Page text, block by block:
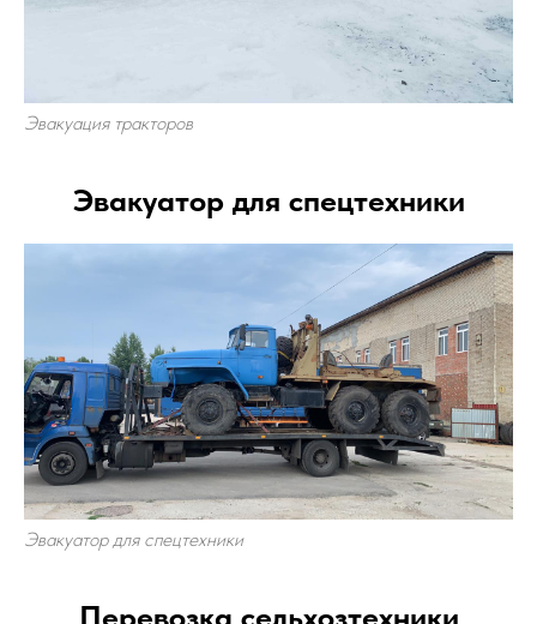
Эвакуация тракторов
Эвакуатор для спецтехники
Эвакуатор для спецтехники
Перевозка сельхозтехники